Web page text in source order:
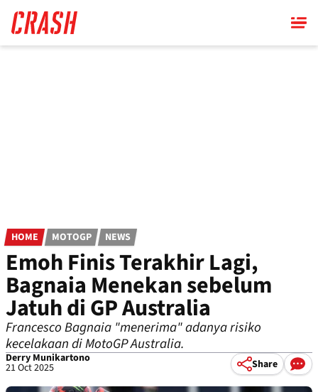
main
content
HOME MOTOGP NEWS
Emoh Finis Terakhir Lagi,
Bagnaia Menekan sebelum
Jatuh di GP Australia
Francesco Bagnaia "menerima" adanya risiko
kecelakaan di MotoGP Australia.
Derry Munikartono
21 Oct 2025 Share